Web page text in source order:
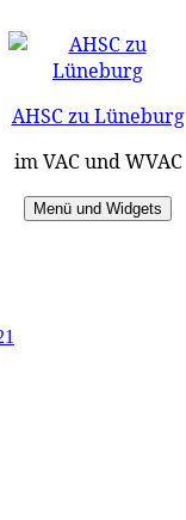
AHSC zu Lüneburg
im VAC und WVAC
Menü und Widgets